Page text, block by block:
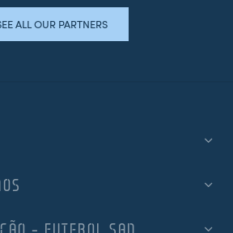
ALL OUR PARTNERS